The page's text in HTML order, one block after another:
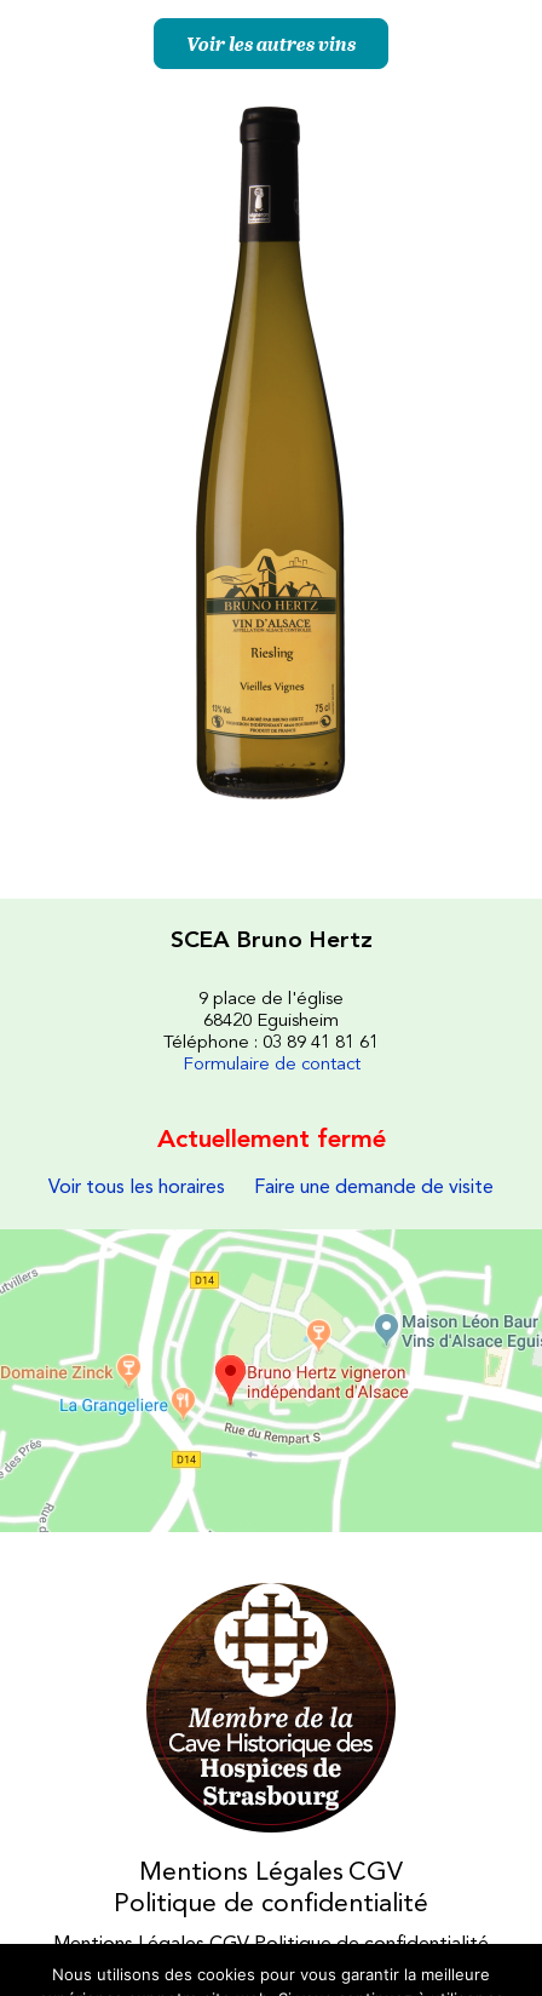
Voir les autres vins
SCEA Bruno Hertz
9 place de l'église
68420 Eguisheim
Téléphone : 03 89 41 81 61
Formulaire de contact
Actuellement fermé
Voir tous les horaires Faire une demande de visite
historiques des Hospices de
Strasbourg
Mentions Légales CGV
Politique de confidentialité
Mentions Légales CGV Politique de confidentialité
Nous utilisons des cookies pour vous garantir la meilleure